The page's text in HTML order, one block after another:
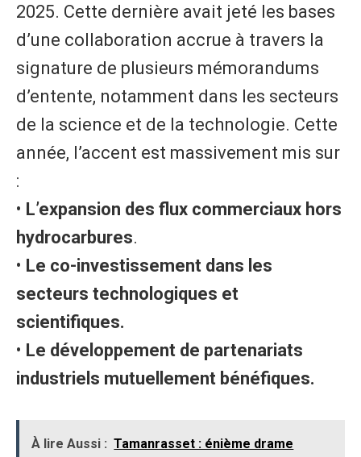
2025. Cette dernière avait jeté les bases
d’une collaboration accrue à travers la
signature de plusieurs mémorandums
d’entente, notamment dans les secteurs
de la science et de la technologie. Cette
année, l’accent est massivement mis sur
:
• ​ L’expansion des flux commerciaux hors
hydrocarbures.
• ​Le co-investissement dans les
secteurs technologiques et
scientifiques.
• ​Le développement de partenariats
industriels mutuellement bénéfiques.
À lire Aussi : Tamanrasset : énième drame